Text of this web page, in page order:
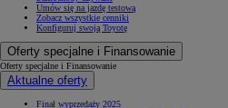
Umów się na jazdę testową
Zobacz wszystkie cenniki
Konfiguruj swoją Toyotę
Oferty specjalne i Finansowanie
Oferty specjalne i Finansowanie
Aktualne oferty
Finał wyprzedaży 2025